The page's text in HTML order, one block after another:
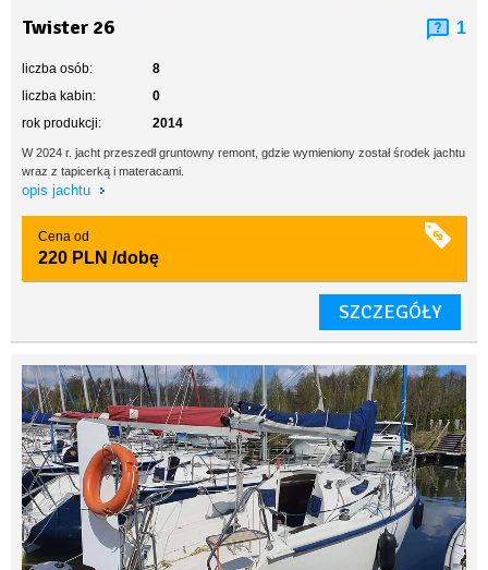
Twister 26 1
liczba osób:
8
liczba kabin:
0
rok produkcji:
2014
W 2024 r. jacht przeszedł gruntowny remont, gdzie wymieniony został środek jachtu
wraz z tapicerką i materacami.
opis jachtu
Cena od
220 PLN /dobę
SZCZEGÓŁY